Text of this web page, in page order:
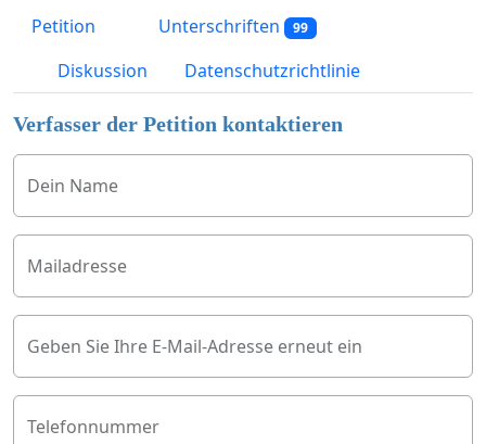
Petition Unterschriften 99
Diskussion Datenschutzrichtlinie
Verfasser der Petition kontaktieren
Dein Name
Mailadresse
Geben Sie Ihre E-Mail-Adresse erneut ein
Telefonnummer